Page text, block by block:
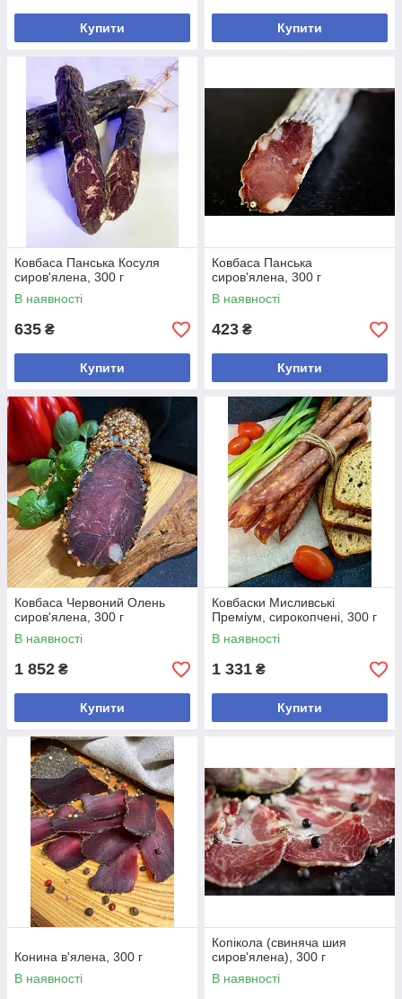
Купити Купити
Ковбаса Панська Косуля
сиров'ялена, 300 г
В наявності
635 ₴
Купити
Ковбаса Панська
сиров'ялена, 300 г
В наявності
423 ₴
Купити
Ковбаса Червоний Олень
сиров'ялена, 300 г
В наявності
1 852 ₴
Купити
Ковбаски Мисливські
Преміум, сирокопчені, 300 г
В наявності
1 331 ₴
Купити
Конина в'ялена, 300 г
В наявності
Копікола (свиняча шия
сиров'ялена), 300 г
В наявності